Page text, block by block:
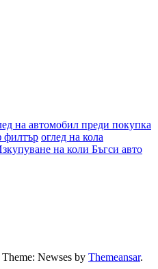
на автомобил преди покупка
филтър оглед на кола
на коли Бъгси авто
Theme: Newses by Themeansar.